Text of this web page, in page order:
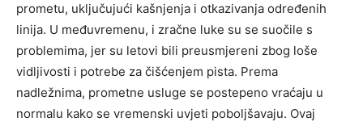
prometu, uključujući kašnjenja i otkazivanja određenih
linija. U međuvremenu, i zračne luke su se suočile s
problemima, jer su letovi bili preusmjereni zbog loše
vidljivosti i potrebe za čišćenjem pista. Prema
nadležnima, prometne usluge se postepeno vraćaju u
normalu kako se vremenski uvjeti poboljšavaju. Ovaj